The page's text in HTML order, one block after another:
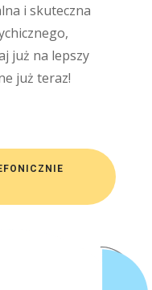
i skuteczna
już na lepszy
już teraz!